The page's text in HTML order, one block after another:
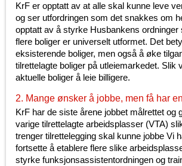
KrF er opptatt av at alle skal kunne leve
og ser utfordringen som det snakkes om
opptatt av å styrke Husbankens
flere boliger er universelt utformet. Det
eksisterende boliger, men også å øke
tilrettelagte boliger på utleiemarkedet. Slik
aktuelle boliger å leie billigere.
2. Mange ønsker å jobbe, men få har
KrF har de siste årene jobbet målrettet og
varige tilrettelagte arbeidsplasser (VTA)
trenger tilrettelegging skal kunne jobbe Vi
fortsette å etablere flere slike
styrke funksjonsassistentordningen og